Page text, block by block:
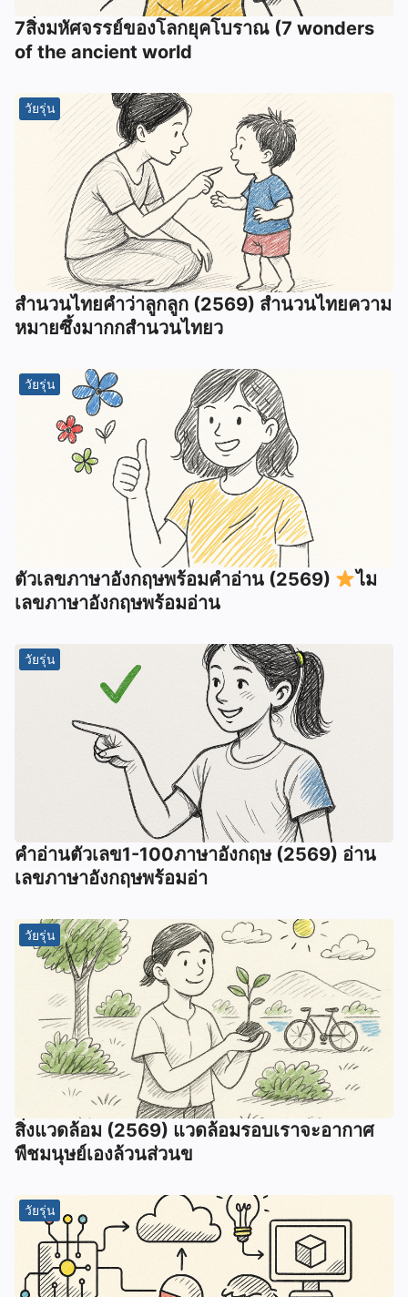
7สิ่งมหัศจรรย์ของโลกยุคโบราณ (7 wonders
of the ancient world
วัยรุ่น
สำนวนไทยคำว่าลูกลูก (2569) สำนวนไทยความ
หมายซึ้งมากกสำนวนไทยว
วัยรุ่น
ตัวเลขภาษาอังกฤษพร้อมคำอ่าน (2569)
ไม
เลขภาษาอังกฤษพร้อมอ่าน
วัยรุ่น
คำอ่านตัวเลข1-100ภาษาอังกฤษ (2569) อ่าน
เลขภาษาอังกฤษพร้อมอ่า
วัยรุ่น
สิ่งแวดล้อม (2569) แวดล้อมรอบเราจะอากาศ
พืชมนุษย์เองล้วนส่วนข
วัยรุ่น